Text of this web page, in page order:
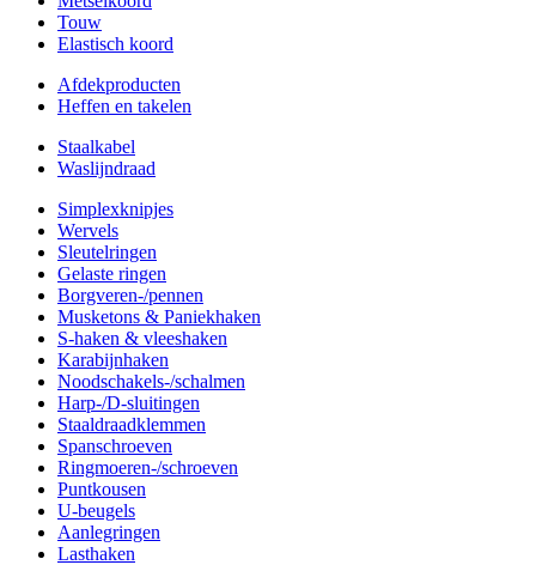
Touw
Elastisch koord
Afdekproducten
Heffen en takelen
Staalkabel
Waslijndraad
Simplexknipjes
Wervels
Sleutelringen
Gelaste ringen
Borgveren-/pennen
Musketons & Paniekhaken
S-haken & vleeshaken
Karabijnhaken
Noodschakels-/schalmen
Harp-/D-sluitingen
Staaldraadklemmen
Spanschroeven
Ringmoeren-/schroeven
Puntkousen
U-beugels
Aanlegringen
Lasthaken